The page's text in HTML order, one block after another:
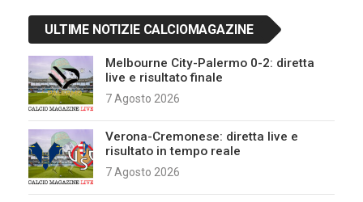
ULTIME NOTIZIE CALCIOMAGAZINE
Melbourne City-Palermo 0-2: diretta
live e risultato finale
7 Agosto 2026
Verona-Cremonese: diretta live e
risultato in tempo reale
7 Agosto 2026